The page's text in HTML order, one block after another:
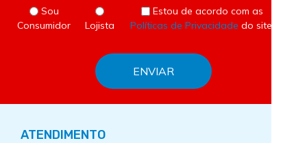
Sou
Consumidor
Lojista
Estou de acordo com as
Políticas de Privacidade do site.
ATENDIMENTO